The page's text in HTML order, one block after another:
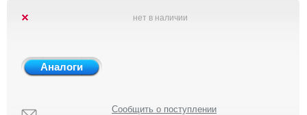
нет в наличии
Аналоги
Сообщить о поступлении